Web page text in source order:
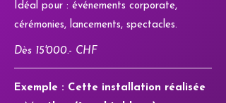
Idéal pour : événements corporate,
cérémonies, lancements, spectacles.
Dès 15'000.- CHF
Exemple : Cette installation réalisée